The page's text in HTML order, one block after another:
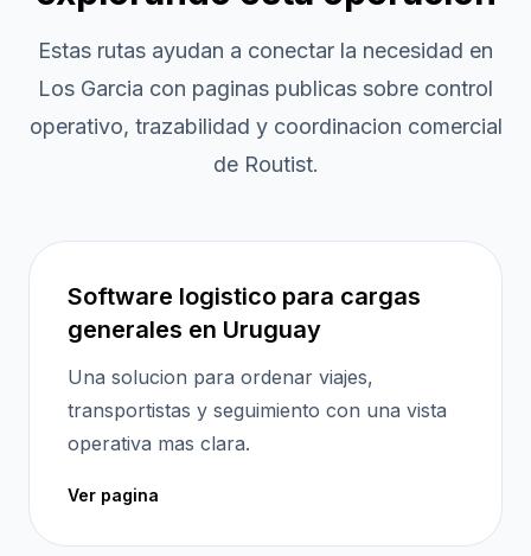
Estas rutas ayudan a conectar la necesidad en
Los Garcia con paginas publicas sobre control
operativo, trazabilidad y coordinacion comercial
de Routist.
Software logistico para cargas
generales en Uruguay
Una solucion para ordenar viajes,
transportistas y seguimiento con una vista
operativa mas clara.
Ver pagina